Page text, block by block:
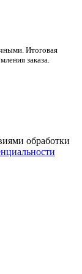
Итоговая
заказа.
обработки